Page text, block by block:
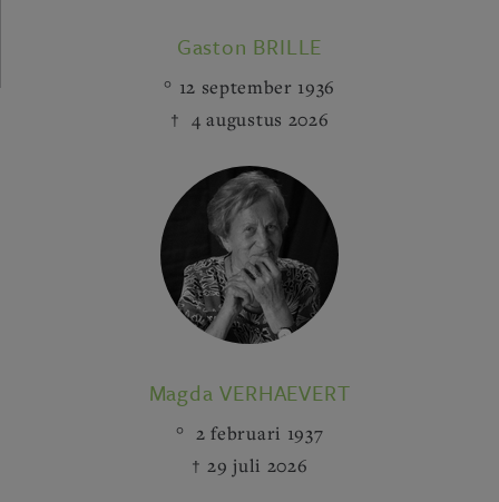
Gaston BRILLE
12 september 1936
4 augustus 2026
Magda VERHAEVERT
2 februari 1937
29 juli 2026